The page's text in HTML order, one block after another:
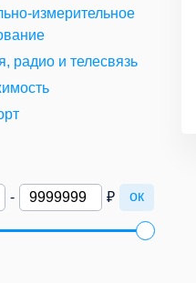
измерительное
радио и телесвязь
- ₽ ок